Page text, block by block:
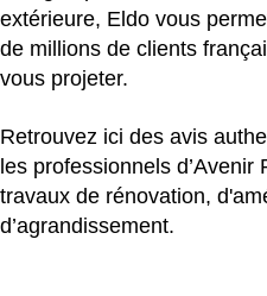
extérieure, Eldo vous
de millions de clients
vous projeter.
Retrouvez ici des avis
les professionnels
travaux de rénovation,
d’agrandissement.